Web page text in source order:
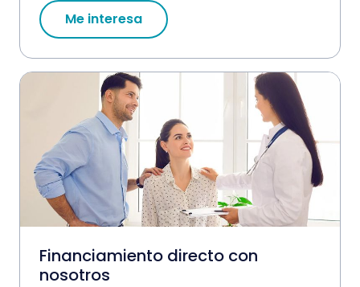
Me interesa
Financiamiento directo con
nosotros